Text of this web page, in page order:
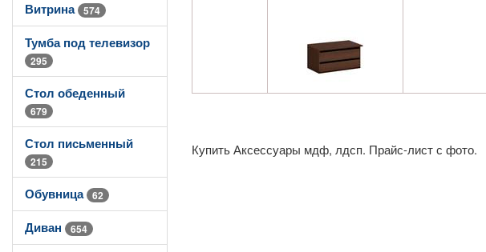
Витрина 574
Тумба под телевизор
295
Стол обеденный
679
Стол письменный
215
Обувница 62
Диван 654
Купить Аксессуары мдф, лдсп. Прайс-лист с фото.